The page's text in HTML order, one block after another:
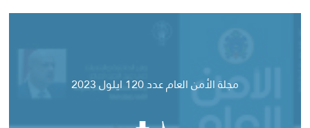
مجلة الأمن العام عدد 120 ايلول 2023